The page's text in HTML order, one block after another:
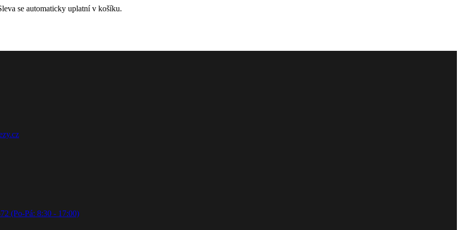
se automaticky uplatní v košíku.
(Po-Pá: 8:30 - 17:00)